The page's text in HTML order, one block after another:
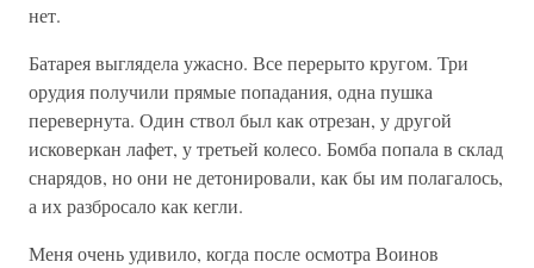
нет.
Батарея выглядела ужасно. Все перерыто кругом. Три
орудия получили прямые попадания, одна пушка
перевернута. Один ствол был как отрезан, у другой
исковеркан лафет, у третьей колесо. Бомба попала в склад
снарядов, но они не детонировали, как бы им полагалось,
а их разбросало как кегли.
Меня очень удивило, когда после осмотра Воинов